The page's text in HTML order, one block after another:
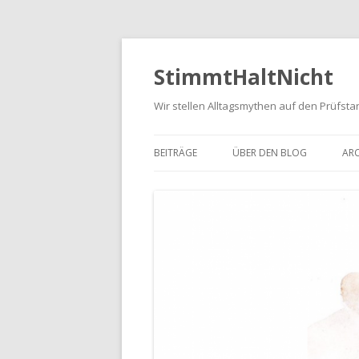
StimmtHaltNicht
Wir stellen Alltagsmythen auf den
BEITRÄGE ÜBER DEN BLOG